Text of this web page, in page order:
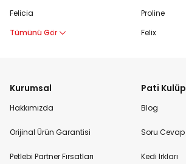
Felicia
Tümünü Gör
Proline
Felix
Kurumsal
Hakkımızda
Orijinal Ürün Garantisi
Petlebi Partner Fırsatları
Pati Kulüp
Blog
Soru Cevap
Kedi Irkları